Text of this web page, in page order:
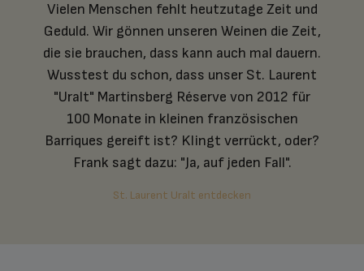
Vielen Menschen fehlt heutzutage Zeit und
Geduld. Wir gönnen unseren Weinen die Zeit,
die sie brauchen, dass kann auch mal dauern.
Wusstest du schon, dass unser St. Laurent
"Uralt" Martinsberg Réserve von 2012 für
100 Monate in kleinen französischen
Barriques gereift ist? Klingt verrückt, oder?
Frank sagt dazu: "Ja, auf jeden Fall".
St. Laurent Uralt entdecken